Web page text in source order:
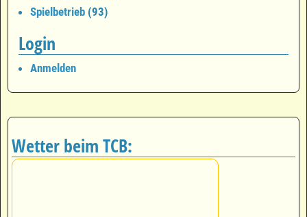
Spielbetrieb (93)
Login
Anmelden
Wetter beim TCB: